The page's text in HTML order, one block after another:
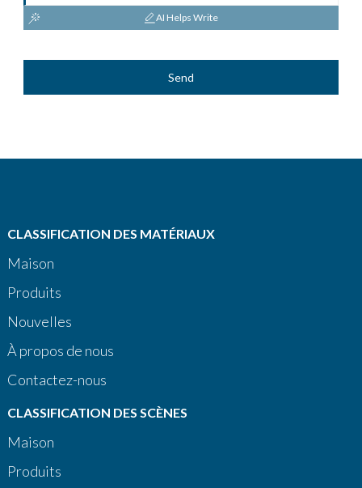
AI Helps Write
Send
CLASSIFICATION DES MATÉRIAUX
Maison
Produits
Nouvelles
À propos de nous
Contactez-nous
CLASSIFICATION DES SCÈNES
Maison
Produits